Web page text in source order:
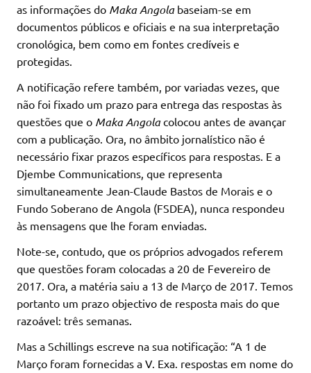
as informações do Maka Angolabaseiam-se em
documentos públicos e oficiais e na sua interpretação
cronológica, bem como em fontes credíveis e
protegidas.
A notificação refere também, por variadas vezes, que
não foi fixado um prazo para entrega das respostas às
questões que o Maka Angolacolocou antes de avançar
com a publicação. Ora, no âmbito jornalístico não é
necessário fixar prazos específicos para respostas. E a
Djembe Communications, que representa
simultaneamente Jean-Claude Bastos de Morais e o
Fundo Soberano de Angola (FSDEA), nunca respondeu
às mensagens que lhe foram enviadas.
Note-se, contudo, que os próprios advogados referem
que questões foram colocadas a 20 de Fevereiro de
2017. Ora, a matéria saiu a 13 de Março de 2017. Temos
portanto um prazo objectivo de resposta mais do que
razoável: três semanas.
Mas a Schillings escreve na sua notificação: “A 1 de
Março foram fornecidas a V. Exa. respostas em nome do